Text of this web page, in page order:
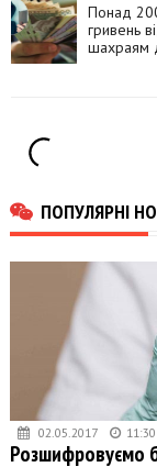
людей
Понад
гривень
шахраям
ПОПУЛЯРНІ
02.05.2017 11:30
Розшифровуємо